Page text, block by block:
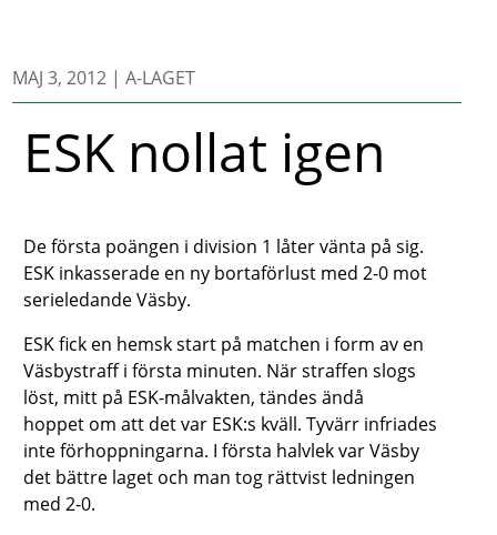
MAJ 3, 2012 |A-LAGET
ESK nollat igen
De första poängen i division 1 låter vänta på sig.
ESK inkasserade en ny bortaförlust med 2-0 mot
serieledande Väsby.
ESK fick en hemsk start på matchen i form av en
Väsbystraff i första minuten. När straffen slogs
löst, mitt på ESK-målvakten, tändes ändå
hoppet om att det var ESK:s kväll. Tyvärr infriades
inte förhoppningarna. I första halvlek var Väsby
det bättre laget och man tog rättvist ledningen
med 2-0.